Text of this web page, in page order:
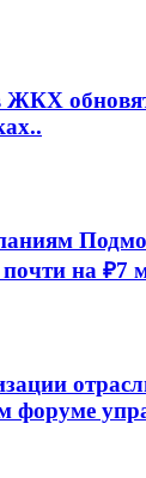
ЖКХ
на ₽7
форуме